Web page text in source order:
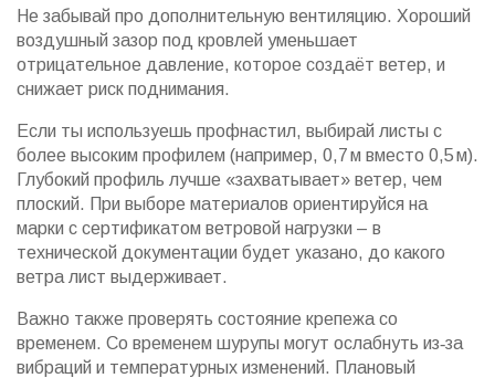
Не забывай про дополнительную вентиляцию. Хороший
воздушный зазор под кровлей уменьшает
отрицательное давление, которое создаёт ветер, и
снижает риск поднимания.
Если ты используешь профнастил, выбирай листы с
более высоким профилем (например, 0,7 м вместо 0,5 м).
Глубокий профиль лучше «захватывает» ветер, чем
плоский. При выборе материалов ориентируйся на
марки с сертификатом ветровой нагрузки – в
технической документации будет указано, до какого
ветра лист выдерживает.
Важно также проверять состояние крепежа со
временем. Со временем шурупы могут ослабнуть из‑за
вибраций и температурных изменений. Плановый